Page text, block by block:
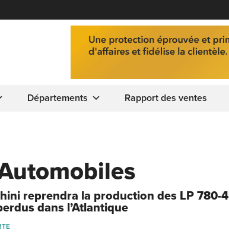
Départements Rapport des ventes
reprendra la production des LP 780-4
dans l’Atlantique